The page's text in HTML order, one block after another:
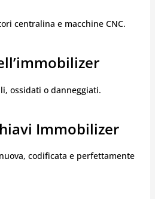
centralina e macchine CNC.
ossidati o danneggiati.
Immobilizer
codificata e perfettamente